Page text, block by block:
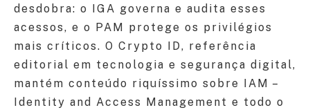
desdobra: o IGA governa e audita esses
acessos, e o PAM protege os privilégios
mais críticos. O Crypto ID, referência
editorial em tecnologia e segurança digital,
mantém conteúdo riquíssimo sobre IAM –
Identity and Access Management e todo o